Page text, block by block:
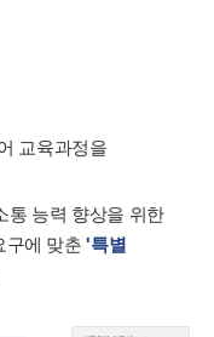
교육과정을
통 능력 향상을 위한
구에 맞춘'특별